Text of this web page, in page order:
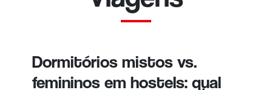
Dormitórios mistos vs.
femininos em hostels: qual